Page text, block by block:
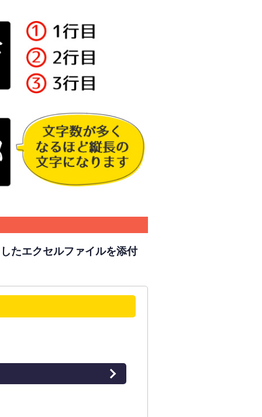
たエクセルファイルを添付